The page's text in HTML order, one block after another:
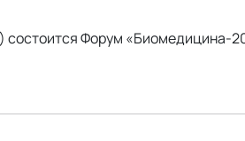
состоится Форум «Биомедицина-